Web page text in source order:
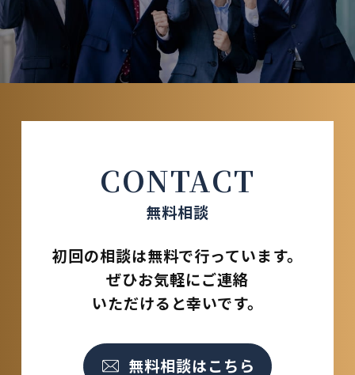
CONTACT
無料相談
初回の相談は無料で行っています。
ぜひお気軽にご連絡
いただけると幸いです。
無料相談はこちら